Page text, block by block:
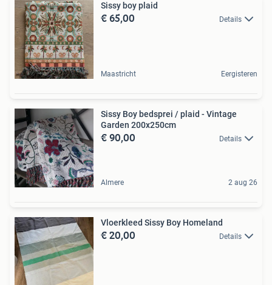
Sissy boy plaid
€ 65,00 Details
Maastricht Eergisteren
Sissy Boy bedsprei / plaid - Vintage
Garden 200x250cm
€ 90,00 Details
Almere 2 aug 26
Vloerkleed Sissy Boy Homeland
€ 20,00 Details